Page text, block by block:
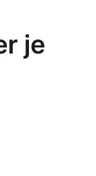
je